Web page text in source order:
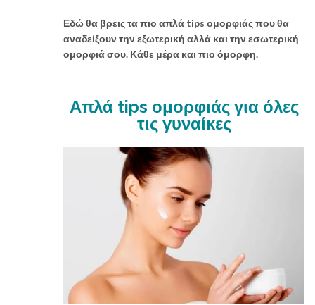
Εδώ θα βρεις τα πιο απλά tips ομορφιάς που θα
αναδείξουν την εξωτερική αλλά και την εσωτερική
ομορφιά σου. Κάθε μέρα και πιο όμορφη.
Απλά tips ομορφιάς για όλες
τις γυναίκες